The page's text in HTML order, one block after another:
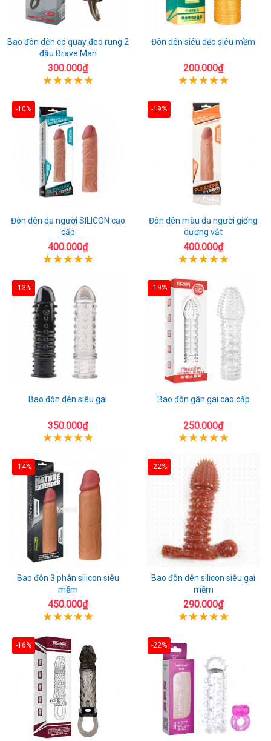
Bao đôn dên có quay đeo rung 2
đầu Brave Man
300.000₫
Đôn dên siêu dẽo siêu mềm
200.000₫
-10%
Đôn dên da người SILICON cao
cấp
400.000₫
-19%
Đôn dên màu da người giống
dương vật
400.000₫
-13%
Bao đôn dên siêu gai
350.000₫
-19%
Bao đôn gân gai cao cấp
250.000₫
-14%
Bao đôn 3 phân silicon siêu
mềm
450.000₫
-22%
Bao đôn dên silicon siêu gai
mềm
290.000₫
-16% -22%